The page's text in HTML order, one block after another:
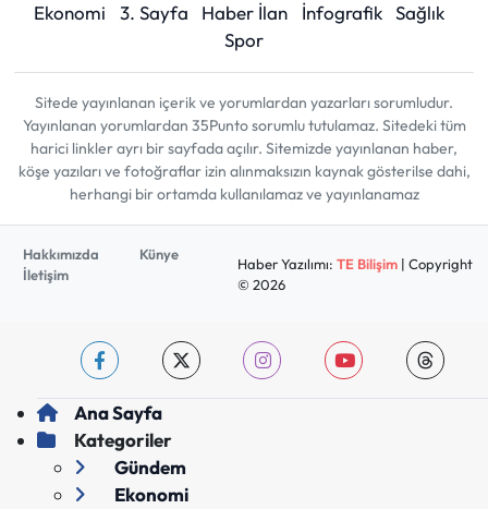
Ekonomi
3. Sayfa Haber İlan İnfografik Sağlık
Spor
Sitede yayınlanan içerik ve yorumlardan yazarları sorumludur.
Yayınlanan yorumlardan 35Punto sorumlu tutulamaz. Sitedeki tüm
harici linkler ayrı bir sayfada açılır. Sitemizde yayınlanan haber,
köşe yazıları ve fotoğraflar izin alınmaksızın kaynak gösterilse dahi,
herhangi bir ortamda kullanılamaz ve yayınlanamaz
Hakkımızda
Künye
İletişim
Haber Yazılımı: TE Bilişim| Copyright
© 2026
Ana Sayfa
Kategoriler
Gündem
Ekonomi